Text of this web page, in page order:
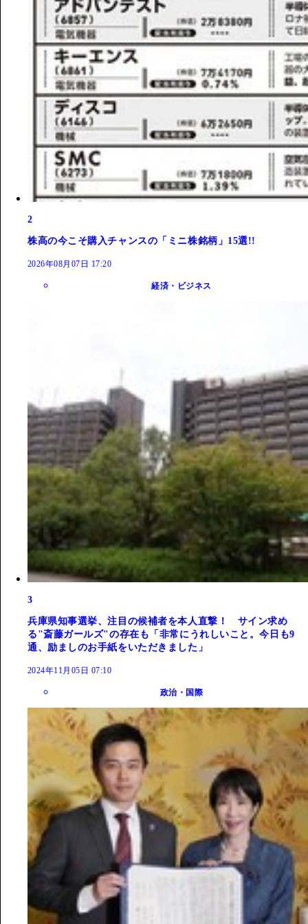
2
株高の今こそ購入チャンスの「ミニ株銘柄」15選!!
2026年08月07日 17:20
経済・ビジネス
3
兵庫県知事選挙、注目の候補者を本人直撃！ サイン求め
る"斎藤ガールズ"の存在も「非常にうれしいこと。今日も9
通、励ましのお手紙をいただきました」
2024年11月05日 07:10
政治・国際